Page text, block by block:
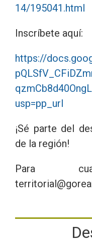
14/195041.html
Inscríbete aquí:
https://
usp=pp_url
¡Sé parte del
de la región!
Para